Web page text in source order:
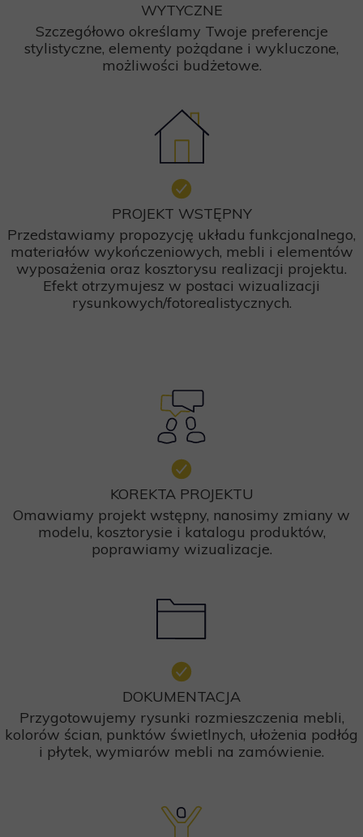
WYTYCZNE
Szczegółowo określamy Twoje preferencje
stylistyczne, elementy pożądane i wykluczone,
możliwości budżetowe.
PROJEKT WSTĘPNY
Przedstawiamy propozycję układu funkcjonalnego,
materiałów wykończeniowych, mebli i elementów
wyposażenia oraz kosztorysu realizacji projektu.
Efekt otrzymujesz w postaci wizualizacji
rysunkowych/fotorealistycznych.
KOREKTA PROJEKTU
Omawiamy projekt wstępny, nanosimy zmiany w
modelu, kosztorysie i katalogu produktów,
poprawiamy wizualizacje.
DOKUMENTACJA
Przygotowujemy rysunki rozmieszczenia mebli,
kolorów ścian, punktów świetlnych, ułożenia podłóg
i płytek, wymiarów mebli na zamówienie.